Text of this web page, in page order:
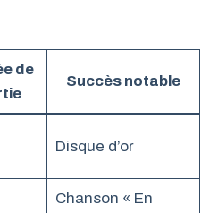
de
Succès notable
Disque d’or
Chanson « En